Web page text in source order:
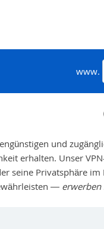
www.
und
erhalten. Unser
seine Privatsphäre im
— erwerben